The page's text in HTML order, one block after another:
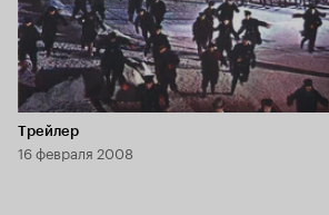
Длительность 4 мин
Трейлер
16 февраля 2008